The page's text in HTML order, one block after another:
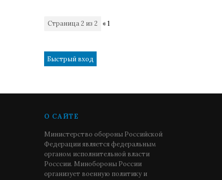
Страница2 из 2 « 1
О САЙТЕ
Министерство обороны Российской
Федерации является федеральным
органом исполнительной власти
Росссии. Минобороны России
организует военную политику и